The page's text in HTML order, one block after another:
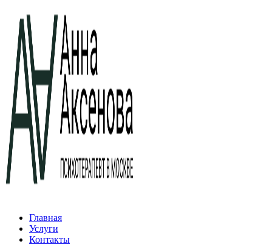
Главная
Услуги
Контакты